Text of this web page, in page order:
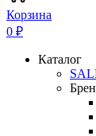
Корзина
0 ₽
Каталог